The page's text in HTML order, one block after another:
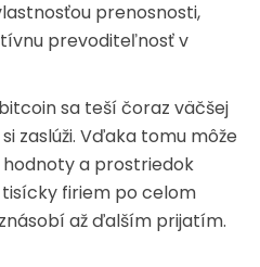
prenosnosti,
prevoditeľnosť v
sa teší čoraz väčšej
zaslúži. Vďaka tomu môže
a prostriedok
firiem po celom
až ďalším prijatím.